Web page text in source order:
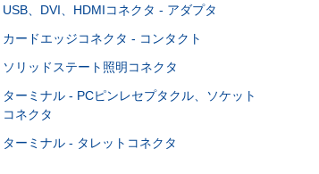
USB、DVI、HDMIコネクタ - アダプタ
カードエッジコネクタ - コンタクト
ソリッドステート照明コネクタ
ターミナル - PCピンレセプタクル、ソケット
コネクタ
ターミナル - タレットコネクタ